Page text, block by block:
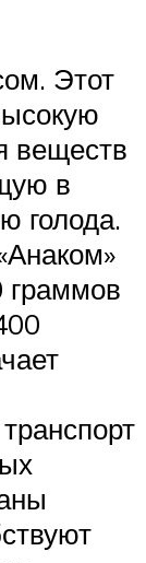
Этот
веществ
в
голода.
граммов